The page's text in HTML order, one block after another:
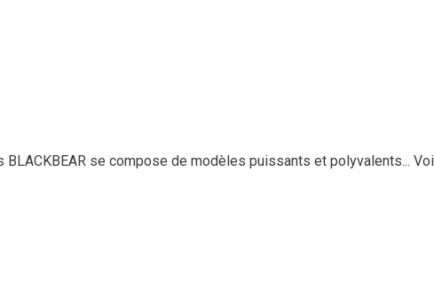
se compose de modèles puissants et polyvalents...